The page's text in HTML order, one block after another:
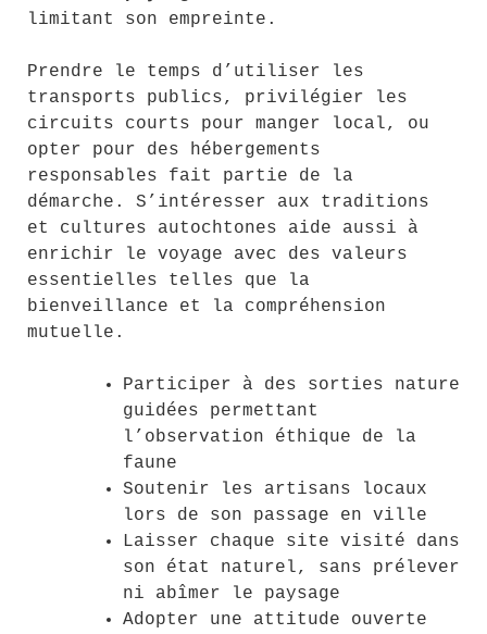
limitant son empreinte.
Prendre le temps d’utiliser les
transports publics, privilégier les
circuits courts pour manger local, ou
opter pour des hébergements
responsables fait partie de la
démarche. S’intéresser aux traditions
et cultures autochtones aide aussi à
enrichir le voyage avec des valeurs
essentielles telles que la
bienveillance et la compréhension
mutuelle.
Participer à des sorties nature
guidées permettant
l’observation éthique de la
faune
Soutenir les artisans locaux
lors de son passage en ville
Laisser chaque site visité dans
son état naturel, sans prélever
ni abîmer le paysage
Adopter une attitude ouverte